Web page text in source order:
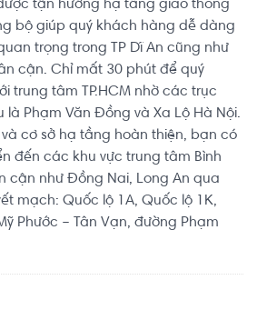
tận hưởng hạ tầng giao thông
bộ giúp quý khách hàng dễ dàng
trọng trong TP Dĩ An cũng như
cận. Chỉ mất 30 phút để quý
trung tâm TP.HCM nhờ các trục
là Phạm Văn Đồng và Xa Lộ Hà Nội.
cơ sở hạ tầng hoàn thiện, bạn có
đến các khu vực trung tâm Bình
cận như Đồng Nai, Long An qua
mạch: Quốc lộ 1A, Quốc lộ 1K,
Phước – Tân Vạn, đường Phạm